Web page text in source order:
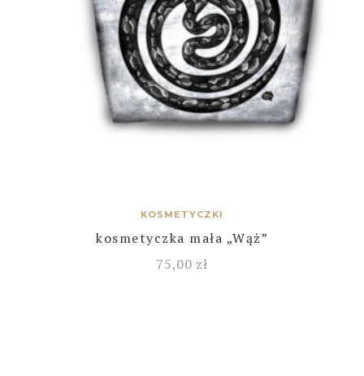
KOSMETYCZKI
kosmetyczka mała „Wąż”
75,00 zł